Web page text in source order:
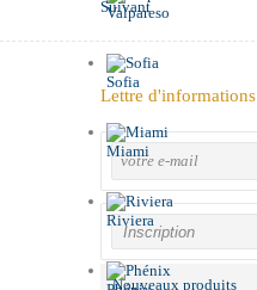
Valpareso
Sofia
Miami
Riviera
Suivant
Lettre d'informations
Nouveaux produits